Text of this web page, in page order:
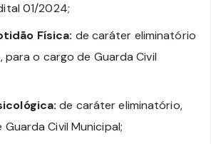
01/2024;
Física: de caráter eliminatório
para o cargo de Guarda Civil
de caráter eliminatório,
Civil Municipal;